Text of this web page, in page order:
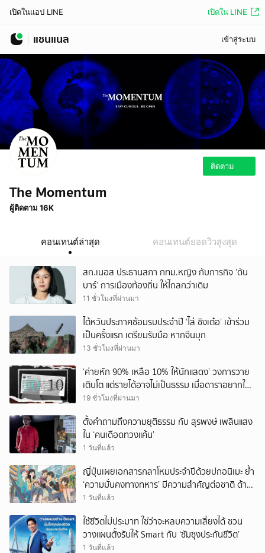
เปิดในแอป LINE เปิดใน LINE
แชนแนล เข้าสู่ระบบ
ติดตาม
The Momentum
ผู้ติดตาม 16K
คอนเทนต์ล่าสุด คอนเทนต์ยอดวิวสูงสุด
สก.เนอส ประธานสภา กทม.หญิง กับภารกิจ ‘ดัน
บาร์’ การเมืองท้องถิ่น ให้ไกลกว่าเดิม
11 ชั่วโมงที่ผ่านมา
ไต้หวันประกาศซ้อมรบประจำปี ‘ไล่ ชิงเต๋อ’ เข้าร่วม
เป็นครั้งแรก เตรียมรับมือ หากจีนบุก
13 ชั่วโมงที่ผ่านมา
‘ค่ายหัก 90% เหลือ 10% ให้นักแสดง’ วงการวาย
เติบโต แต่รายได้อาจไม่เป็นธรรม เมื่อดาราอยากให้มี
‘สัญญามาตรฐาน’
19 ชั่วโมงที่ผ่านมา
ตั้งคำถามถึงความยุติธรรม กับ สุรพงษ์ เพลินแสง
ใน ‘คนเดือดทวงแค้น’
1 วันที่แล้ว
ญี่ปุ่นเผยเอกสารกลาโหมประจำปีด้วยปกอนิเมะ ย้ำ
‘ความมั่นคงทางทหาร’ มีความสำคัญต่อชาติ ด้าน
จีนเตือน ขออย่าซ้ำรอยประวัติศาสตร์
1 วันที่แล้ว
ใช้ชีวิตไม่ประมาท ใช่ว่าจะหลบความเสี่ยงได้ ชวน
วางแผนตั้งรับให้ Smart กับ ‘ซัมซุงประกันชีวิต’
1 วันที่แล้ว